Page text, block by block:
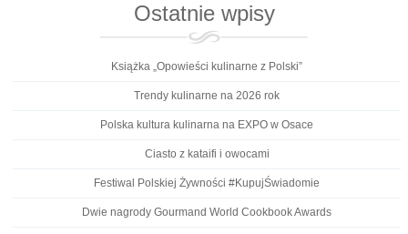
Ostatnie wpisy
Książka „Opowieści kulinarne z Polski”
Trendy kulinarne na 2026 rok
Polska kultura kulinarna na EXPO w Osace
Ciasto z kataifi i owocami
Festiwal Polskiej Żywności #KupujŚwiadomie
Dwie nagrody Gourmand World Cookbook Awards